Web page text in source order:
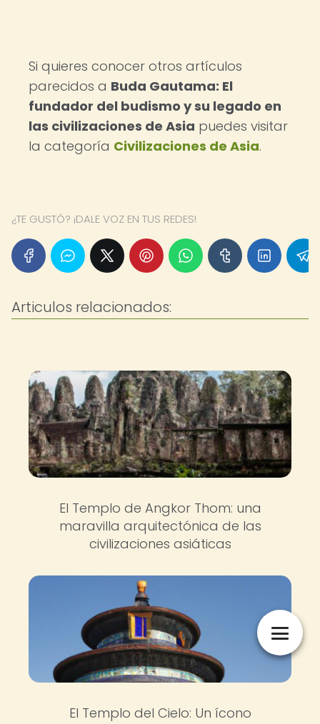
Si quieres conocer otros artículos
parecidos a Buda Gautama: El
fundador del budismo y su legado en
las civilizaciones de Asia puedes visitar
la categoría Civilizaciones de Asia.
¿TE GUSTÓ? ¡DALE VOZ EN TUS REDES!
Articulos relacionados:
El Templo de Angkor Thom: una
maravilla arquitectónica de las
civilizaciones asiáticas
El Templo del Cielo: Un ícono